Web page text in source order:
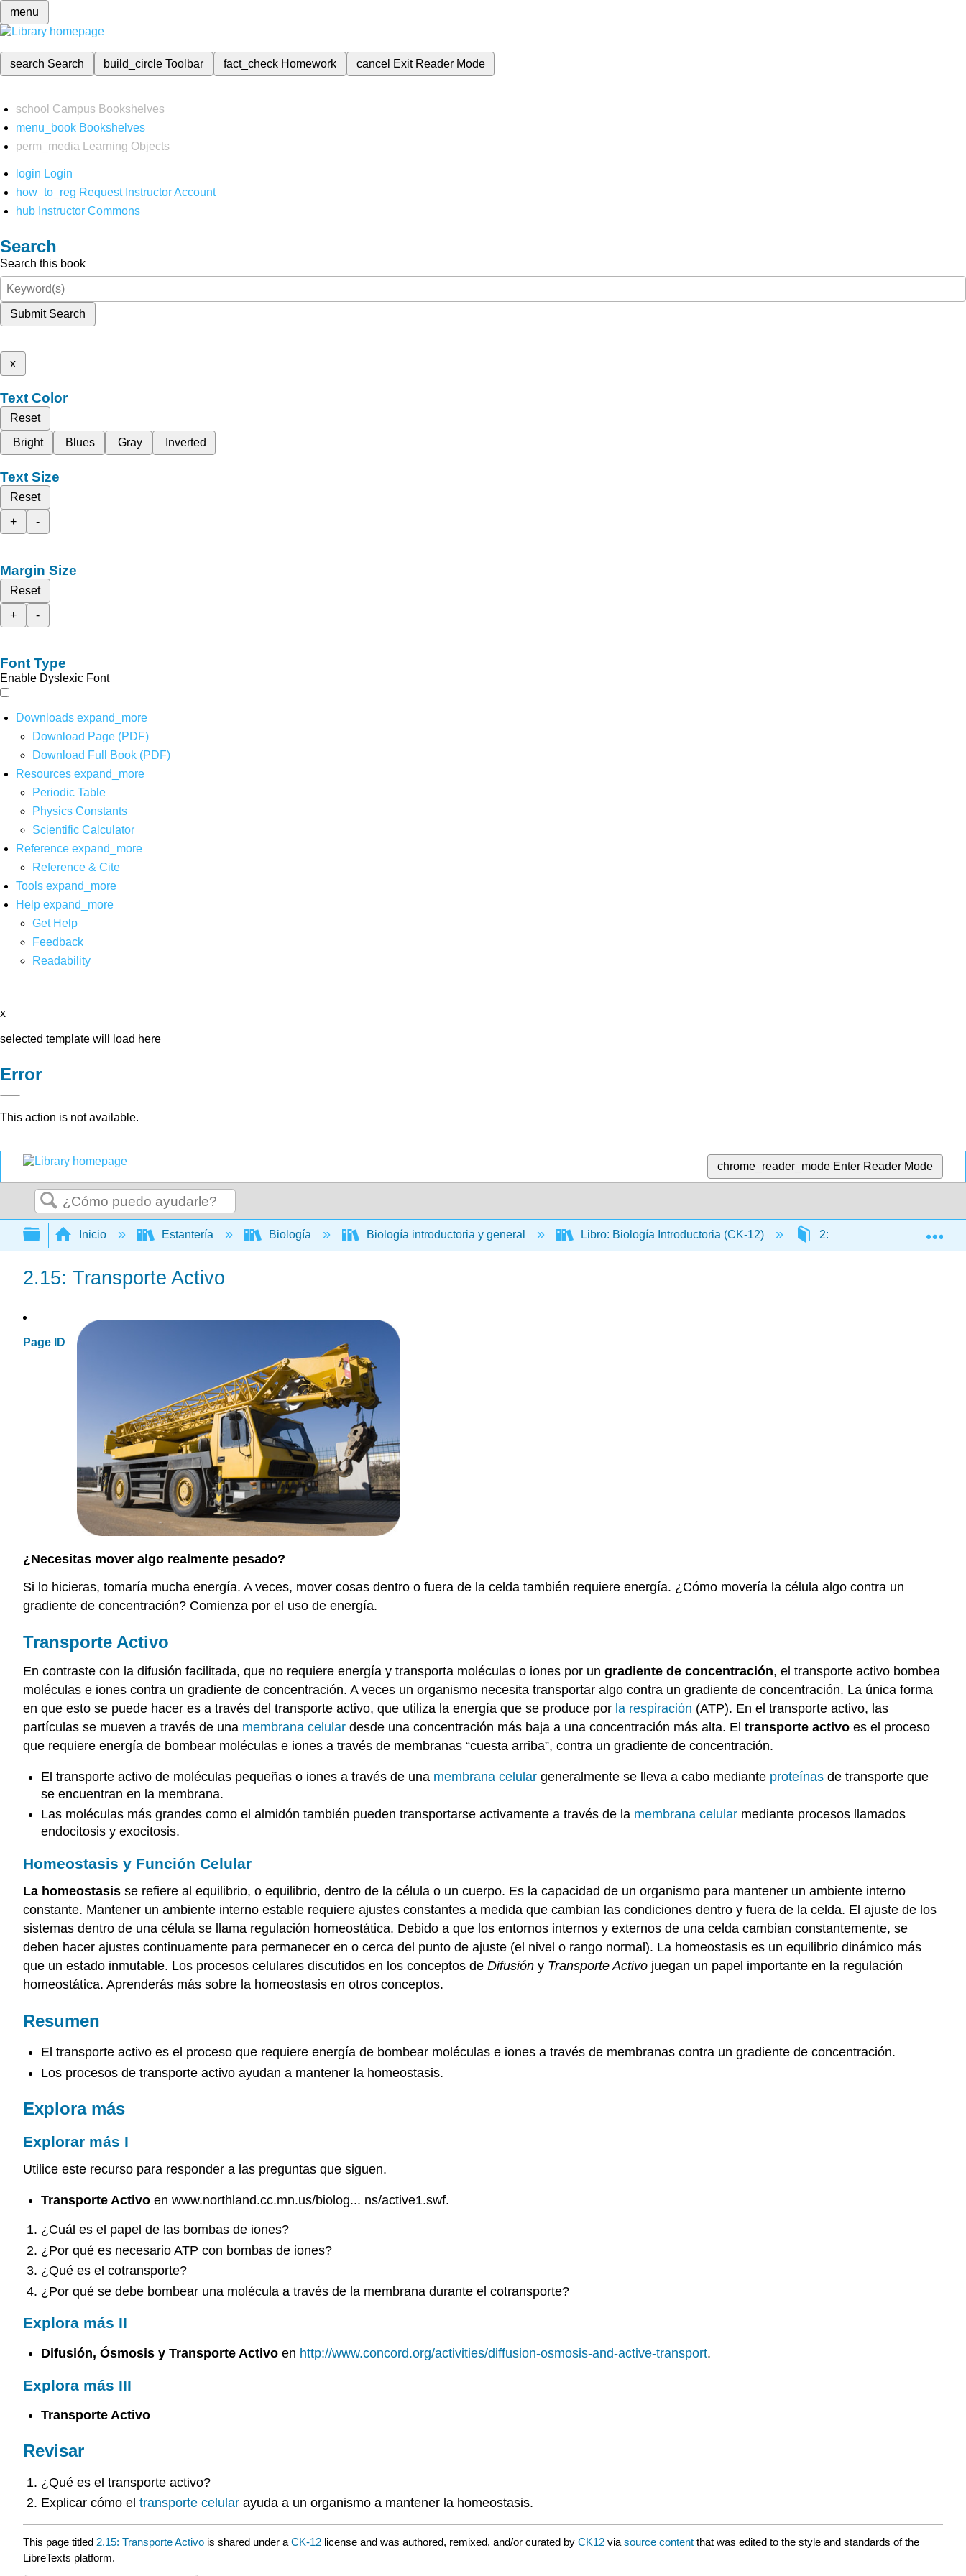
menu
search Search build_circleToolbar fact_check Homework cancel Exit Reader Mode
school Campus Bookshelves
menu_book Bookshelves
perm_media
Learning Objects
login Login
how_to_reg Request Instructor Account
hub Instructor Commons
Search
Search this book
Submit Search
x
Text Color
Reset
Bright
Blues Gray Inverted
Text Size
Reset
+
-
Margin Size
Reset
+
-
Font Type
Enable Dyslexic Font
Downloads expand_more
Download Page (PDF)
Download Full Book (PDF)
Resources expand_more
Periodic Table
Physics Constants
Scientific Calculator
Reference expand_more
Reference & Cite
Tools expand_more
Help expand_more
Get Help
Feedback
Readability
x
selected template will load here
Error
This action is not available.
chrome_reader_mode Enter Reader Mode
Buscar
Expandir/contraer jerarquía global
Inicio Estantería Biología Biología introductoria y general Libro: Biología Introductoria (CK-12) 2: Biología Celular
2.15: Transporte Activo
Page ID
¿Necesitas mover algo realmente pesado?
Si lo hicieras, tomaría mucha energía. A veces, mover cosas dentro o fuera de la celda también requiere energía. ¿Cómo movería la célula algo contra un
gradiente de concentración? Comienza por el uso de energía.
Transporte Activo
En contraste con la difusión facilitada, que no requiere energía y transporta moléculas o iones por un gradiente de concentración, el transporte activo bombea
moléculas e iones contra un gradiente de concentración. A veces un organismo necesita transportar algo contra un gradiente de concentración. La única forma
en que esto se puede hacer es a través del transporte activo, que utiliza la energía que se produce por la respiración (ATP). En el transporte activo, las
partículas se mueven a través de una membrana celular desde una concentración más baja a una concentración más alta. El transporte activo es el proceso
que requiere energía de bombear moléculas e iones a través de membranas “cuesta arriba”, contra un gradiente de concentración.
El transporte activo de moléculas pequeñas o iones a través de una membrana celulargeneralmente se lleva a cabo mediante proteínasde transporte que
se encuentran en la membrana.
Las moléculas más grandes como el almidón también pueden transportarse activamente a través de la membrana celularmediante procesos llamados
endocitosis y exocitosis.
Homeostasis y Función Celular
La homeostasis se refiere al equilibrio, o equilibrio, dentro de la célula o un cuerpo. Es la capacidad de un organismo para mantener un ambiente interno
constante. Mantener un ambiente interno estable requiere ajustes constantes a medida que cambian las condiciones dentro y fuera de la celda. El ajuste de los
sistemas dentro de una célula se llama regulación homeostática. Debido a que los entornos internos y externos de una celda cambian constantemente, se
deben hacer ajustes continuamente para permanecer en o cerca del punto de ajuste (el nivel o rango normal). La homeostasis es un equilibrio dinámico más
que un estado inmutable. Los procesos celulares discutidos en los conceptos de Difusión y Transporte Activo juegan un papel importante en la regulación
homeostática. Aprenderás más sobre la homeostasis en otros conceptos.
Resumen
El transporte activo es el proceso que requiere energía de bombear moléculas e iones a través de membranas contra un gradiente de concentración.
Los procesos de transporte activo ayudan a mantener la homeostasis.
Explora más
Explorar más I
Utilice este recurso para responder a las preguntas que siguen.
Transporte Activoen www.northland.cc.mn.us/biolog... ns/active1.swf.
¿Cuál es el papel de las bombas de iones?
¿Por qué es necesario ATP con bombas de iones?
¿Qué es el cotransporte?
¿Por qué se debe bombear una molécula a través de la membrana durante el cotransporte?
Explora más II
Difusión, Ósmosis y Transporte Activoen http://www.concord.org/activities/diffusion-osmosis-and-active-transport.
Explora más III
Transporte Activo
Revisar
¿Qué es el transporte activo?
Explicar cómo el transporte celularayuda a un organismo a mantener la homeostasis.
This page titled 2.15: Transporte Activo is shared under a CK-12 license and was authored, remixed, and/or curated by CK12 via source content that was edited to the style and standards of the
LibreTexts platform.